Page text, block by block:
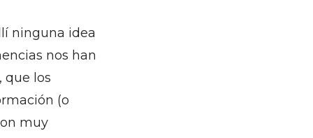
ninguna idea
nos han
que los
(o
muy